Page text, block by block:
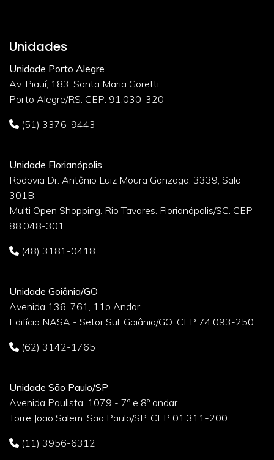
Unidades
Unidade Porto Alegre
Av. Piauí, 183. Santa Maria Goretti.
Porto Alegre/RS. CEP: 91.030-320
(51) 3376-9443
Unidade Florianópolis
Rodovia Dr. Antônio Luiz Moura Gonzaga, 3339, Sala
301B.
Multi Open Shopping. Rio Tavares. Florianópolis/SC. CEP
88.048-301
(48) 3181-0418
Unidade Goiânia/GO
Avenida 136, 761, 11o Andar.
Edifício NASA - Setor Sul. Goiânia/GO. CEP 74.093-250
(62) 3142-1765
Unidade São Paulo/SP
Avenida Paulista, 1079 - 7º e 8º andar.
Torre João Salem. São Paulo/SP. CEP 01.311-200
(11) 3956-6312